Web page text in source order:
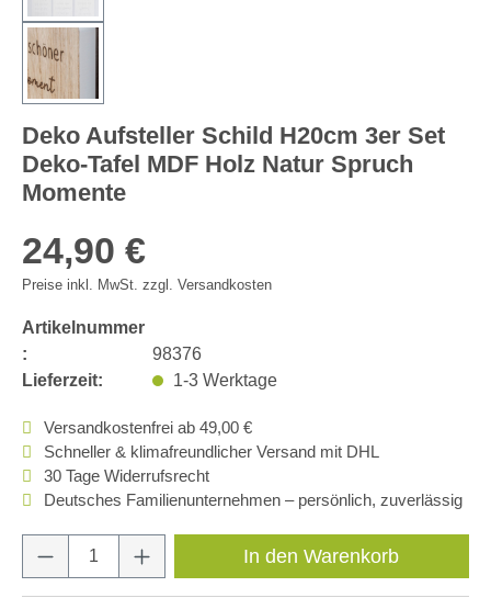
Deko Aufsteller Schild H20cm 3er Set
Deko-Tafel MDF Holz Natur Spruch
Momente
24,90 €
Preise inkl. MwSt. zzgl. Versandkosten
Artikelnummer
:
98376
Lieferzeit:
1-3 Werktage
Versandkostenfrei ab 49,00 €
Schneller & klimafreundlicher Versand mit DHL
30 Tage Widerrufsrecht
Deutsches Familienunternehmen – persönlich, zuverlässig
Produkt Anzahl: Gib den gewünschten
In den Warenkorb